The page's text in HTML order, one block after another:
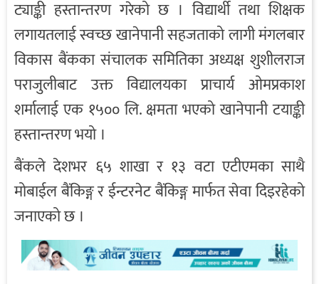
ट्याङ्की हस्तान्तरण गरेको छ । विद्यार्थी तथा शिक्षक
लगायतलाई स्वच्छ खानेपानी सहजताको लागी मंगलबार
विकास बैंकका संचालक समितिका अध्यक्ष शुशीलराज
पराजुलीबाट उक्त विद्यालयका प्राचार्य ओमप्रकाश
शर्मालाई एक १५०० लि. क्षमता भएको खानेपानी टयाङ्की
हस्तान्तरण भयो ।
बैंकले देशभर ६५ शाखा र १३ वटा एटीएमका साथै
मोबाईल बैंकिङ्ग र ईन्टरनेट बैंकिङ्ग मार्फत सेवा दिइरहेको
जनाएको छ ।